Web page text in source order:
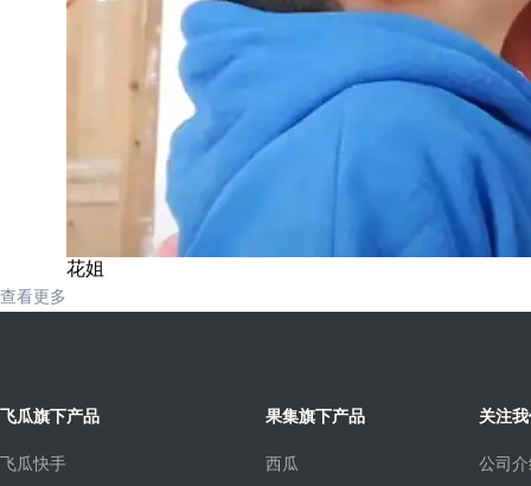
花姐
查看更多
飞瓜旗下产品
飞瓜快手
果集旗下产品
西瓜
关注
公司